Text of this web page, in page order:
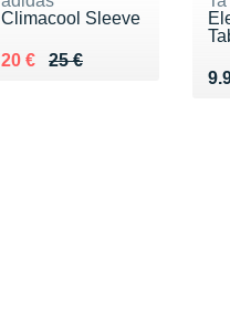
Climacool Sleeve
25 €
Au lieu de 25 €
20 €
Vendu 20 €